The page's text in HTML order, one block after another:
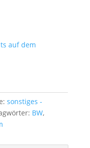
auf dem
sonstiges -
BW,